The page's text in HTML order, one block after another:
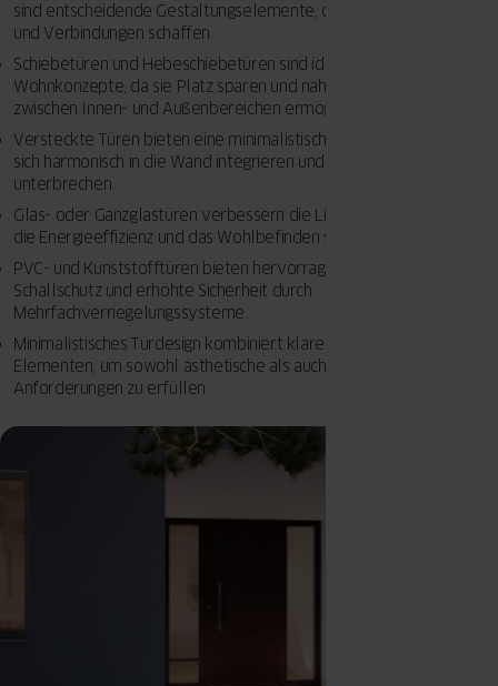
sind entscheidende Gestaltungselemente, die Räume definieren
und Verbindungen schaffen.
Schiebetüren und Hebeschiebetüren sind ideal für offene
Wohnkonzepte, da sie Platz sparen und nahtlose Übergänge
zwischen Innen- und Außenbereichen ermöglichen.
Versteckte Türen bieten eine minimalistische Ästhetik, indem sie
sich harmonisch in die Wand integrieren und den Raum optisch nicht
unterbrechen.
Glas- oder Ganzglastüren verbessern die Lichtführung im Haus, was
die Energieeffizienz und das Wohlbefinden steigert.
PVC- und Kunststofftüren bieten hervorragende Wärmedämmung,
Schallschutz und erhöhte Sicherheit durch
Mehrfachverriegelungssysteme.
Minimalistisches Türdesign kombiniert klare Linien mit funktionalen
Elementen, um sowohl ästhetische als auch praktische
Anforderungen zu erfüllen.